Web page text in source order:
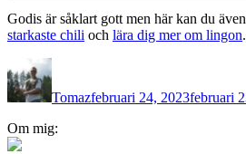
Godis är såklart gott men här kan du
starkaste chili och lära dig mer om lingon.
Författare
Tomazfebruari 24, 2023februari
Inläggsnavigering
Om mig: